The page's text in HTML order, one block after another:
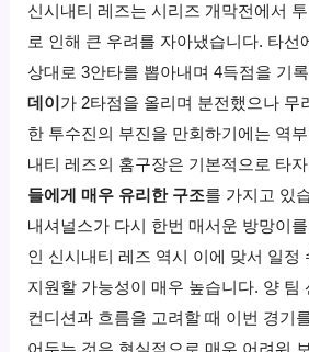
신시내티 레즈는 시리즈 개막전에서
로 인해 큰 우려를 자아냈습니다. 타선
상대로 3안타를 뽑아내며 4득점을 기
데이 가 2타점을 올리며 분전했으나 무
한 투수진의 부진을 만회하기에는 역
내티 레즈의 홈구장은 기본적으로 타
들에게 매우 유리한 구조를 가지고 있
내셔널스가 다시 한번 매서운 방망이
인 신시내티 레즈 역시 이에 맞서 일정
지원할 가능성이 매우 높습니다. 양 팀
컨디션과 흐름을 고려할 때 이번 경기